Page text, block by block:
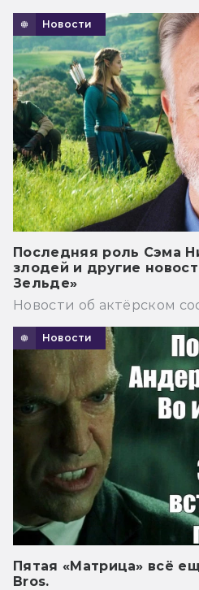
Новости
Последняя роль Сэма
злодей и другие
Зельде»
Новости об актёрском
Новости
Пятая «Матрица» всё
Bros.